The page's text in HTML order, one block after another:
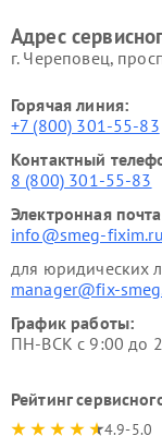
Адрес
г. Череповец,
Горячая линия:
+7 (800) 301-55-83
Контактный
8 (800) 301-55-83
Электронная
info@smeg-fixim.ru
для юридических
manager@fix-
График работы:
ПН-ВСК с 9:00 до
Рейтинг
4.9-5.0